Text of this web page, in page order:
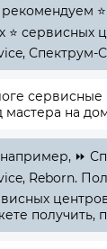
⭐ сервисных
Спектрум-
мастера на
⏩
Reborn.
получить,